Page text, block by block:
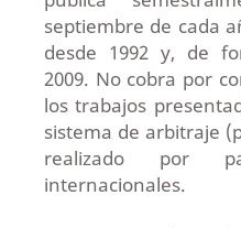
septiembre de cada
desde 1992 y, de
2009. No cobra por
los trabajos
sistema de arbitraje
realizado por
internacionales.